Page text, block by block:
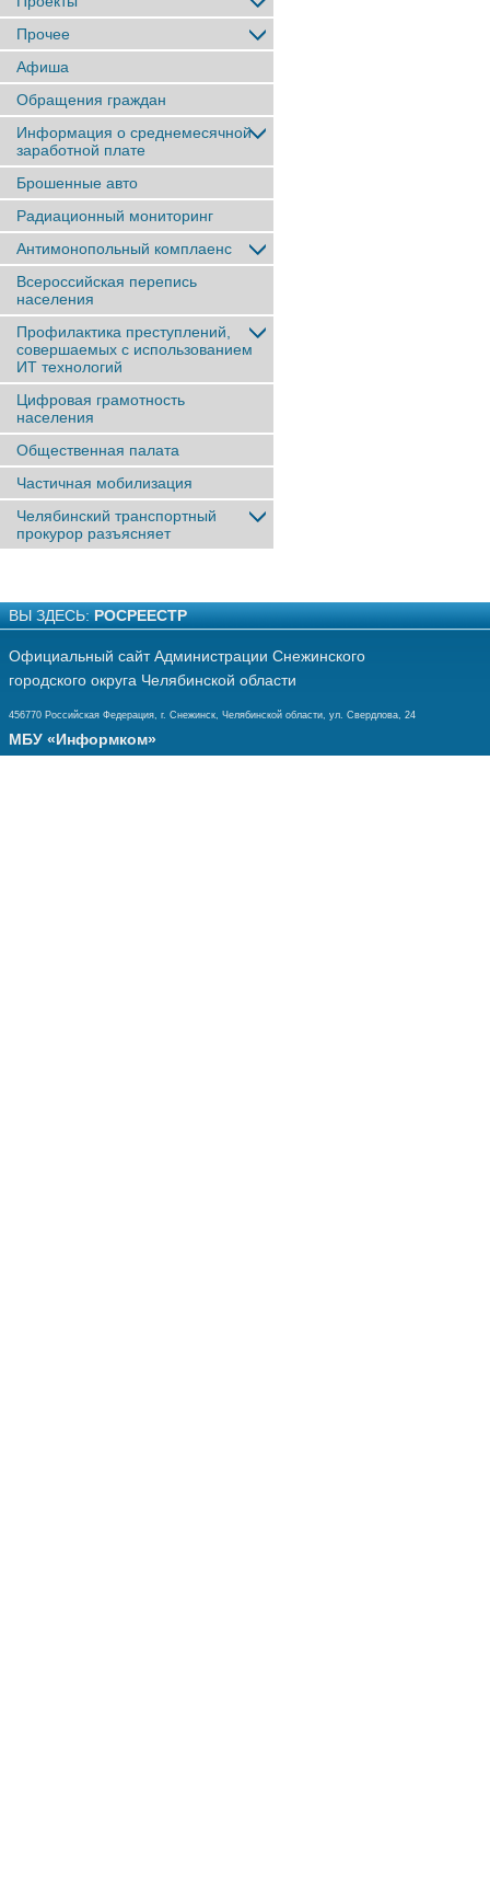
Прочее
Афиша
Обращения граждан
Информация о среднемесячной
заработной плате
Брошенные авто
Радиационный мониторинг
Антимонопольный комплаенс
Всероссийская перепись
населения
Профилактика преступлений,
совершаемых с использованием
ИТ технологий
Цифровая грамотность
населения
Общественная палата
Частичная мобилизация
Челябинский транспортный
прокурор разъясняет
ВЫ ЗДЕСЬ: РОСРЕЕСТР
Официальный сайт Администрации Снежинского
городского округа Челябинской области
456770 Российская Федерация, г. Снежинск, Челябинской области, ул. Свердлова, 24
МБУ «Информком»